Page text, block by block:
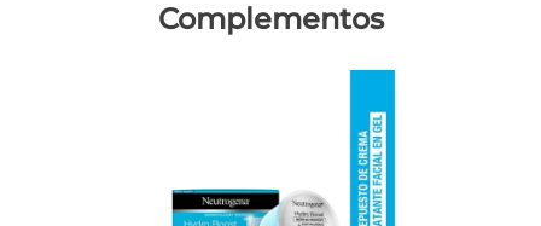
Complementos